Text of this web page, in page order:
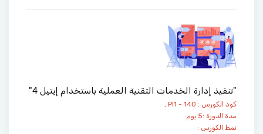
"تنفيذ إدارة الخدمات التقنية العملية باستخدام إيتيل 4"
كود الكورس : PI1 - 140 ,
مدة الدورة :5 يوم
نمط الكورس :